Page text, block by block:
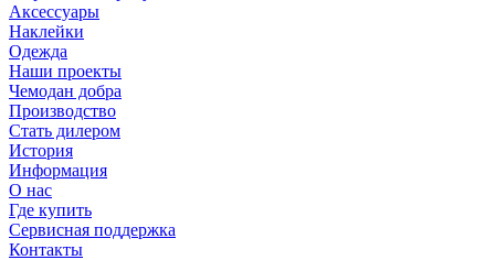
Аксессуары
Наклейки
Одежда
Наши проекты
Чемодан добра
Производство
Стать дилером
История
Информация
О нас
Где купить
Сервисная поддержка
Контакты